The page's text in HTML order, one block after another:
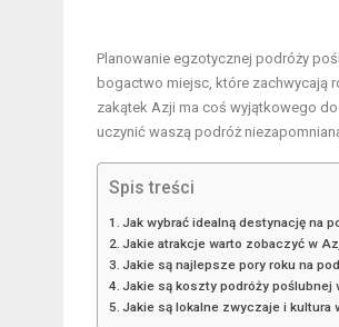
Planowanie egzotycznej podróży
bogactwo miejsc, które zachwycają
zakątek Azji ma coś wyjątkowego
uczynić waszą podróż
Spis treści
Jak wybrać idealną destynację na
Jakie atrakcje warto zobaczyć w
Jakie są najlepsze pory roku na
Jakie są koszty podróży poślubnej
Jakie są lokalne zwyczaje i kultura